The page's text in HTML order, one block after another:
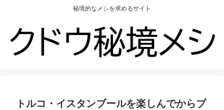
秘境的なメシを求めるサイト
トルコ・イスタンブールを楽しんでからブ